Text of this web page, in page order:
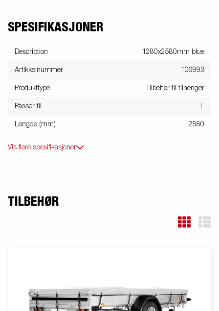
SPESIFIKASJONER
Description 1280x2580mm blue
Artikkelnummer 106993
Produkttype Tilbehør til tilhenger
Passer til L
Lengde (mm) 2580
Vis flere spesifikasjoner
TILBEHØR